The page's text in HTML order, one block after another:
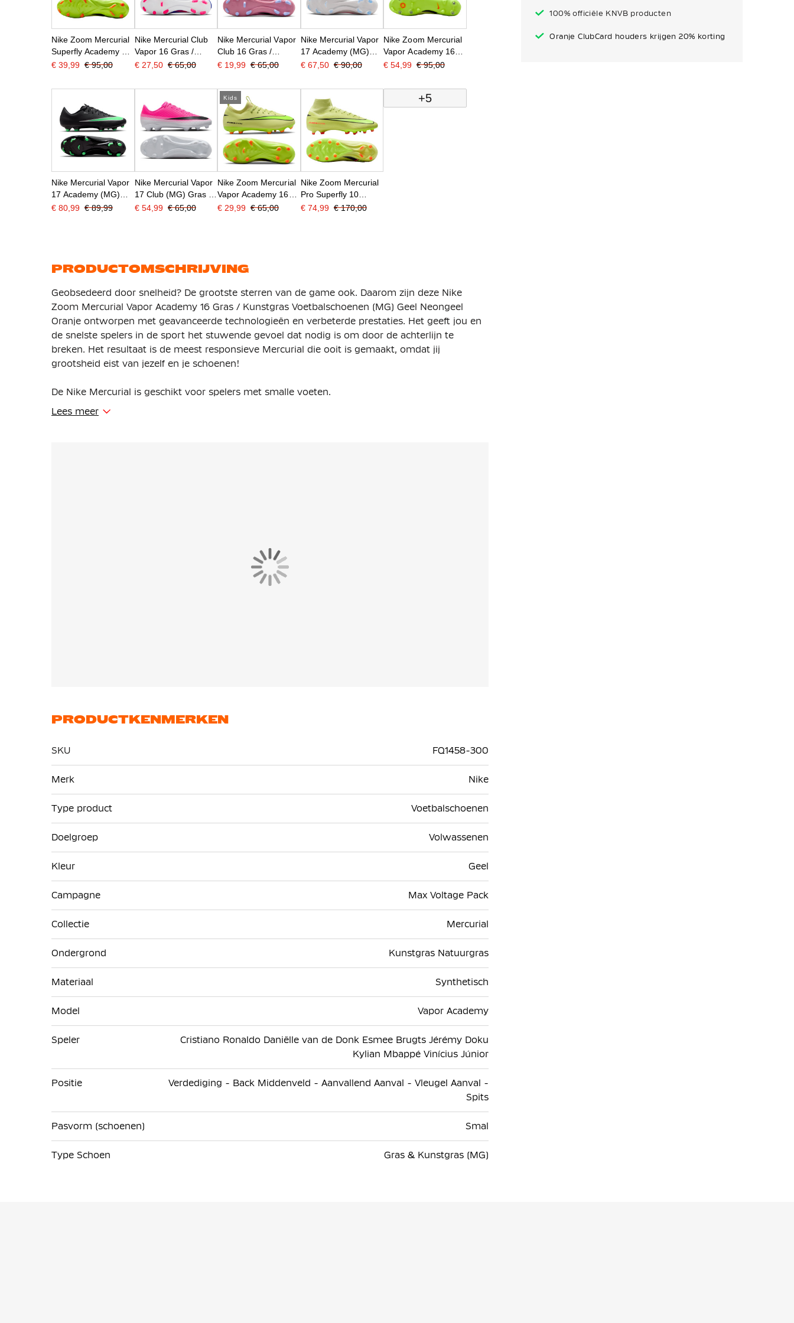
100% officiële KNVB producten
Oranje ClubCard houders krijgen 20% korting
Nike Zoom Mercurial
Superfly Academy 10
Gras / Kunstgras
(MG) Geel Neongeel
€ 39,99 € 95,00
Nike Mercurial Club
Vapor 16 Gras /
Kunstgras
(MG) Blauw Wit
€ 27,50 € 65,00
Nike Mercurial Vapor
Club 16 Gras /
Kunstgras
(MG) Roze Felrood
Lichtblauw
€ 19,99 € 65,00
Nike Mercurial Vapor
17 Academy (MG)
Gras / Kunstgras
Felroze Wit Zwart
€ 67,50 € 90,00
Nike Zoom Mercurial
Vapor Academy 16
IJzeren-Nop
(SG) Anti-Clog Geel
Neongeel Oranje
€ 54,99 € 95,00
Nike Mercurial Vapor
17 Academy (MG)
Gras / Kunstgras
€ 80,99 € 89,99
Nike Mercurial Vapor
17 Club (MG) Gras /
Kunstgras
€ 54,99 € 65,00
Kids
Nike Zoom Mercurial
Vapor Academy 16
Gras / Kunstgras
€ 29,99 € 65,00
Nike Zoom Mercurial
Pro Superfly 10
Kunstgras
€ 74,99 € 170,00
+5
PRODUCTOMSCHRIJVING
Geobsedeerd door snelheid? De grootste sterren van de game ook. Daarom zijn deze Nike
Zoom Mercurial Vapor Academy 16 Gras / Kunstgras Voetbalschoenen (MG) Geel Neongeel
Oranje ontworpen met geavanceerde technologieën en verbeterde prestaties. Het geeft jou en
de snelste spelers in de sport het stuwende gevoel dat nodig is om door de achterlijn te
breken. Het resultaat is de meest responsieve Mercurial die ooit is gemaakt, omdat jij
grootsheid eist van jezelf en je schoenen!
De Nike Mercurial is geschikt voor spelers met smalle voeten.
Treklipjes en een riempje zorgen ervoor dat je snel het veld op kunt. De stretch-mesh van de
vorige generatie is geüpgraded naar een adaptief breisel dat flexibiliteit en ondersteuning biedt,
Lees meer
PRODUCTKENMERKEN
SKU
FQ1458-300
informatie
Merk Nike
Type product Voetbalschoenen
Doelgroep Volwassenen
Kleur Geel
Campagne Max Voltage Pack
Collectie Mercurial
Ondergrond Kunstgras Natuurgras
Materiaal Synthetisch
Model Vapor Academy
Speler
Cristiano Ronaldo Daniëlle van de Donk Esmee Brugts Jérémy Doku
Kylian Mbappé Vinícius Júnior
Positie
Verdediging - Back Middenveld - Aanvallend Aanval - Vleugel Aanval -
Spits
Pasvorm (schoenen) Smal
Type Schoen Gras & Kunstgras (MG)